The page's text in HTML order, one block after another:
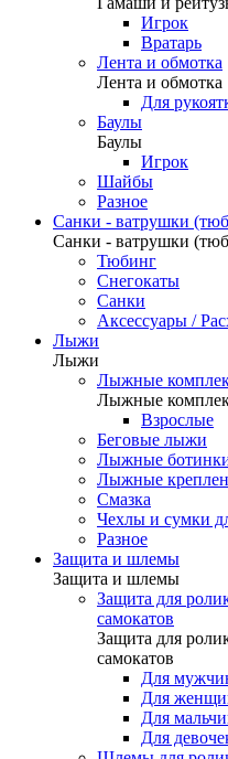
Игрок
Вратарь
Лента и обмотка
Лента и обмотка
Для
Баулы
Баулы
Игрок
Шайбы
Разное
Санки - ватрушки
Санки - ватрушки
Тюбинг
Снегокаты
Санки
Аксессуары /
Лыжи
Лыжи
Лыжные
Лыжные
Взрослые
Беговые лыжи
Лыжные
Лыжные
Смазка
Чехлы и сумки
Разное
Защита и шлемы
Защита и шлемы
Защита для
самокатов
Защита для
самокатов
Для
Для
Для
Для